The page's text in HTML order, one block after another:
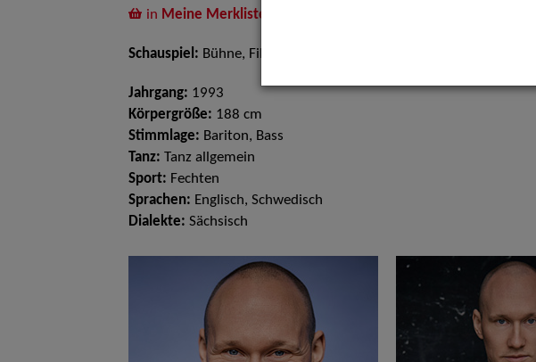
in Meine Merkliste
Schauspiel: Bühne, Film und TV
Jahrgang: 1993
Körpergröße: 188 cm
Stimmlage: Bariton, Bass
Tanz: Tanz allgemein
Sport: Fechten
Sprachen: Englisch, Schwedisch
Dialekte: Sächsisch